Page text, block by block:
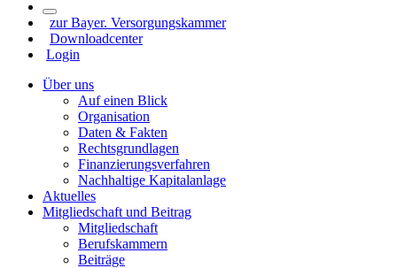
zur Bayer. Versorgungskammer
Downloadcenter
Login
Über uns
Auf einen Blick
Organisation
Daten & Fakten
Rechtsgrundlagen
Finanzierungsverfahren
Nachhaltige Kapitalanlage
Aktuelles
Mitgliedschaft und Beitrag
Mitgliedschaft
Berufskammern
Beiträge